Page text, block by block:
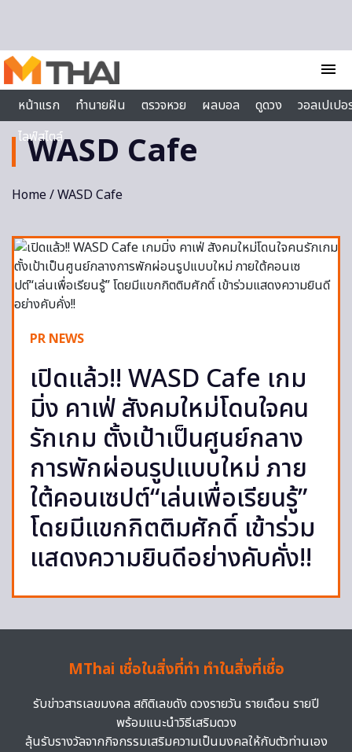
menu
หน้าแรก
ทำนายฝัน ตรวจหวย ผลบอล ดูดวง
วอลเปเป
ไลฟ์สไตล์
WASD Cafe
Home/ WASD Cafe
PR NEWS
เปิดแล้ว!! WASD Cafe เกม
มิ่ง คาเฟ่ สังคมใหม่โดนใจคน
รักเกม ตั้งเป้าเป็นศูนย์กลาง
การพักผ่อนรูปแบบใหม่ ภาย
ใต้คอนเซปต์“เล่นเพื่อเรียนรู้”
โดยมีแขกกิตติมศักดิ์ เข้าร่วม
แสดงความยินดีอย่างคับคั่ง!!
MThai เชื่อในสิ่งที่ทำ ทำในสิ่งที่เชื่อ
รับข่าวสารเลขมงคล สถิติเลขดัง ดวงรายวัน รายเดือน รายปี
พร้อมแนะนำวิธีเสริมดวง
ลุ้นรับรางวัลจากกิจกรรมเสริมความเป็นมงคลให้กับตัวท่านเอง